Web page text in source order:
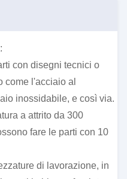
con disegni tecnici o
come l'acciaio al
inossidabile, e così via.
a attrito da 300
fare le parti con 10
di lavorazione, in